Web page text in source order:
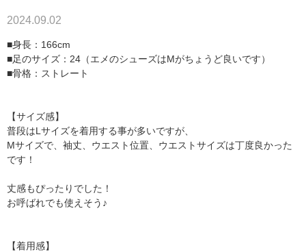
2024.09.02
■身長：166cm
■足のサイズ：24（エメのシューズはMがちょうど良いです）
■骨格：ストレート
【サイズ感】
普段はLサイズを着用する事が多いですが、
Mサイズで、袖丈、ウエスト位置、ウエストサイズは丁度良かった
です！
丈感もぴったりでした！
お呼ばれでも使えそう♪
【着用感】